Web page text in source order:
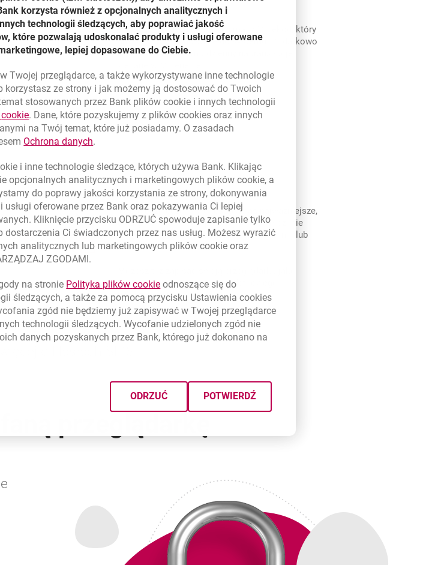
Po podpisaniu wniosku otrzymasz Millekod, który
umożliwi Ci zalogowanie do systemu. Dodatkowo
możesz określić limit dzienny na transakcje
Dodatkowe uwierzytelnienie
Twoje bezpieczeństwo jest dla nas najważniejsze,
dlatego standardowo prosimy o potwierdzenie
logowania do Millenetu w aplikacji mobilnej lub
hasłem SMS.
zaufaną i logować się bez dodatkowego
uwierzytelnienia.
o Hasłach SMS
przeglądarkę
korzysta również z opcjonalnych analitycznych i
technologii śledzących, aby poprawiać jakość
które pozwalają udoskonalać produkty i usługi oferowane
lepiej dopasowane do Ciebie.
Twojej przeglądarce, a także wykorzystywane inne technologie
ze strony i jak możemy ją dostosować do Twoich
stosowanych przez Bank plikówcookie i innych technologii
cookielink otwiera się w nowym oknie
. Dane, które pozyskujemy z plikówcookies oraz innych
na Twój temat, które już posiadamy. O zasadach
Ochrona danych.
i inne technologie śledzące, których używa Bank. Klikając
opcjonalnych analitycznych i marketingowych plikówcookie, a
do poprawy jakości korzystania ze strony, dokonywania
oferowane przez Bank oraz pokazywania Ci lepiej
Kliknięcie przycisku ODRZUĆ spowoduje zapisanie tylko
dostarczenia Ci świadczonych przez nas usług. Możesz wyrazić
analitycznych lub marketingowych plikówcookie oraz
ZGODAMI.
na stronie Polityka plikówcookielink otwiera się w nowym oknie
odnoszące się do
śledzących, a także za pomocą przycisku Ustawieniacookies
zgód nie będziemy już zapisywać w Twojej przeglądarce
technologii śledzących. Wycofanie udzielonych zgód nie
danych pozyskanych przez Bank, którego już dokonano na
ODRZUĆ POTWIERDŹ